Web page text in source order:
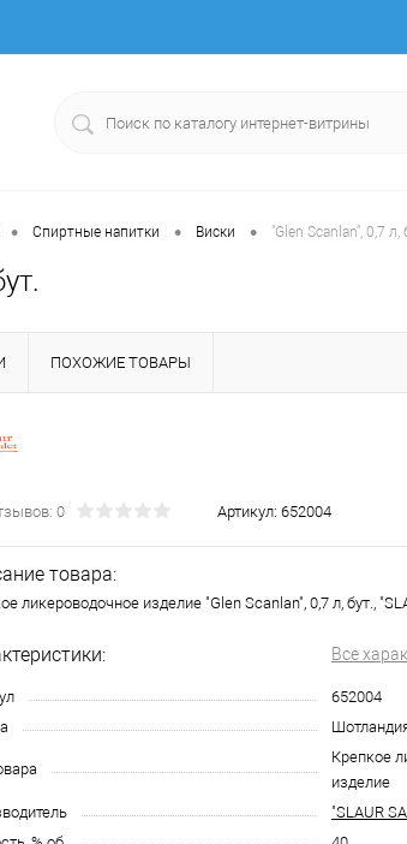
• Спиртные напитки • Виски • "Glen Scanlan", 0,7 л,
ПОХОЖИЕ ТОВАРЫ
0 Артикул: 652004
товара:
ликероводочное изделие "Glen Scanlan", 0,7 л, бут.,
Все
652004
Крепкое
изделие
"SLAUR